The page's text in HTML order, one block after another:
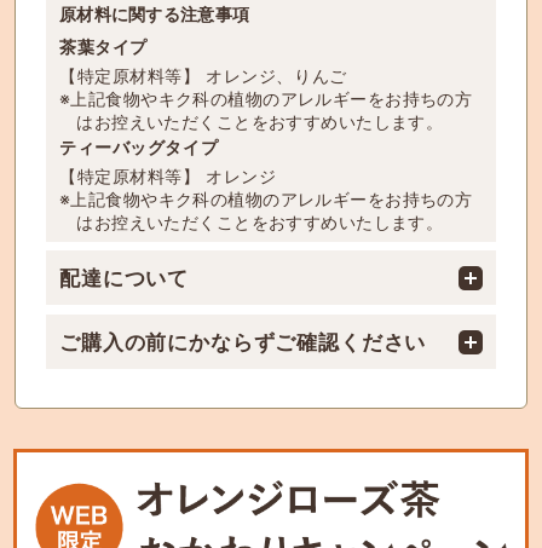
原材料に関する注意事項
茶葉タイプ
【特定原材料等】 オレンジ、りんご
※上記食物やキク科の植物のアレルギーをお持ちの方
はお控えいただくことをおすすめいたします。
ティーバッグタイプ
【特定原材料等】 オレンジ
※上記食物やキク科の植物のアレルギーをお持ちの方
はお控えいただくことをおすすめいたします。
配達について
ご購入の前にかならずご確認ください